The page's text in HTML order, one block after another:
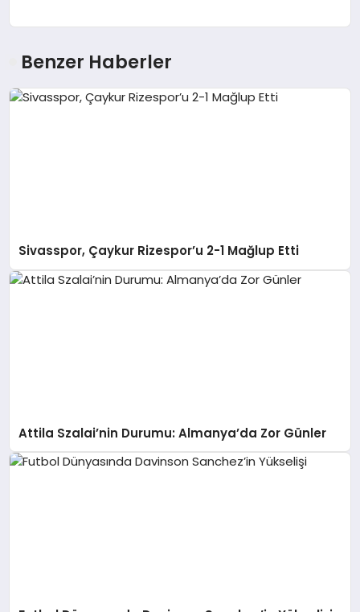
Benzer Haberler
Sivasspor, Çaykur Rizespor’u 2-1 Mağlup Etti
Attila Szalai’nin Durumu: Almanya’da Zor Günler